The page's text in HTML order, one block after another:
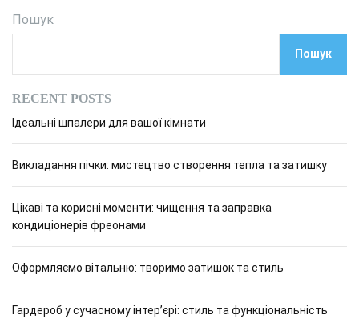
Пошук
Пошук
RECENT POSTS
Ідеальні шпалери для вашої кімнати
Викладання пічки: мистецтво створення тепла та затишку
Цікаві та корисні моменти: чищення та заправка
кондиціонерів фреонами
Оформляємо вітальню: творимо затишок та стиль
Гардероб у сучасному інтер’єрі: стиль та функціональність